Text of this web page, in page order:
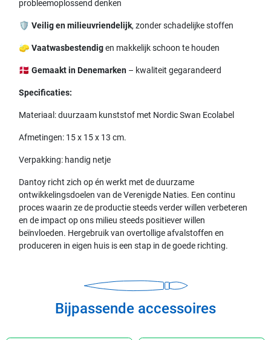
probleemoplossend denken
🛡️Veilig en milieuvriendelijk, zonder schadelijke stoffen
🧽Vaatwasbestendigen makkelijk schoon te houden
🇩🇰Gemaakt in Denemarken – kwaliteit gegarandeerd
Specificaties:
Materiaal: duurzaam kunststof met Nordic Swan Ecolabel
Afmetingen: 15 x 15 x 13 cm.
Verpakking: handig netje
Dantoy richt zich op én werkt met de duurzame
ontwikkelingsdoelen van de Verenigde Naties. Een continu
proces waarin ze de productie steeds verder willen verbeteren
en de impact op ons milieu steeds positiever willen
beïnvloeden. Hergebruik van overtollige afvalstoffen en
produceren in eigen huis is een stap in de goede richting.
Bijpassende accessoires